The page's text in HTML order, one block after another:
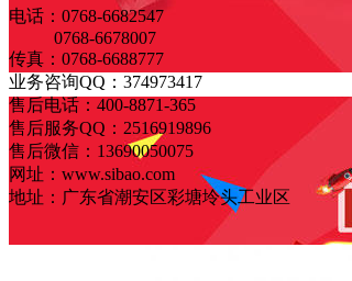
电话：0768-6682547
0768-6678007
传真：0768-6688777
业务咨询QQ：374973417
售后电话：400-8871-365
售后服务QQ：2516919896
售后微信：13690050075
网址：www.sibao.com
地址：广东省潮安区彩塘坽头工业区